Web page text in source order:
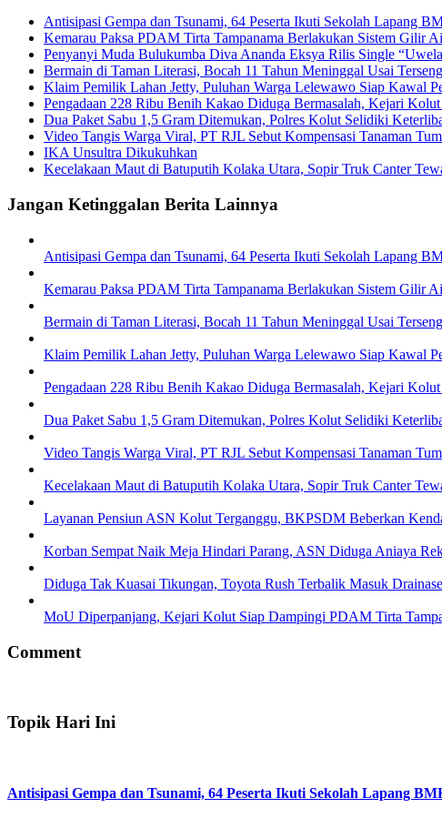
Antisipasi Gempa dan Tsunami, 64 Peserta Ikuti Sekolah Lapang
Kemarau Paksa PDAM Tirta Tampanama Berlakukan Sistem Gilir
Penyanyi Muda Bulukumba Diva Ananda Eksya Rilis Single
Bermain di Taman Literasi, Bocah 11 Tahun Meninggal Usai
Klaim Pemilik Lahan Jetty, Puluhan Warga Lelewawo Siap Kawal
Pengadaan 228 Ribu Benih Kakao Diduga Bermasalah, Kejari
Dua Paket Sabu 1,5 Gram Ditemukan, Polres Kolut Selidiki
Video Tangis Warga Viral, PT RJL Sebut Kompensasi Tanaman
IKA Unsultra Dikukuhkan
Kecelakaan Maut di Batuputih Kolaka Utara, Sopir Truk Canter
Jangan Ketinggalan Berita Lainnya
Antisipasi Gempa dan Tsunami, 64 Peserta Ikuti Sekolah Lapang
Kemarau Paksa PDAM Tirta Tampanama Berlakukan Sistem Gilir
Bermain di Taman Literasi, Bocah 11 Tahun Meninggal Usai
Klaim Pemilik Lahan Jetty, Puluhan Warga Lelewawo Siap Kawal
Pengadaan 228 Ribu Benih Kakao Diduga Bermasalah, Kejari
Dua Paket Sabu 1,5 Gram Ditemukan, Polres Kolut Selidiki
Video Tangis Warga Viral, PT RJL Sebut Kompensasi Tanaman
Kecelakaan Maut di Batuputih Kolaka Utara, Sopir Truk Canter
Layanan Pensiun ASN Kolut Terganggu, BKPSDM Beberkan
Korban Sempat Naik Meja Hindari Parang, ASN Diduga Aniaya
Diduga Tak Kuasai Tikungan, Toyota Rush Terbalik Masuk
MoU Diperpanjang, Kejari Kolut Siap Dampingi PDAM Tirta
Comment
Topik Hari Ini
Antisipasi Gempa dan Tsunami, 64 Peserta Ikuti Sekolah Lapang